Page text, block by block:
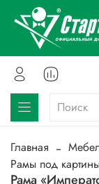
Главная
Рамы под
Рама